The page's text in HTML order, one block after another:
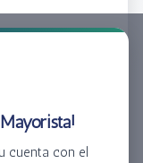
cuenta con el